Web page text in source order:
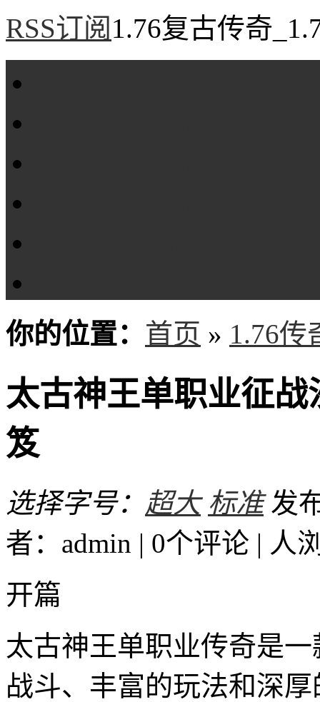
RSS订阅 1.76复古传奇
你的位置： 首页 » 1.76传
太古神王单职业征
笈
选择字号： 超大 标准 发
者：admin | 0个评论 | 人
开篇
太古神王单职业传奇是
战斗、丰富的玩法和深